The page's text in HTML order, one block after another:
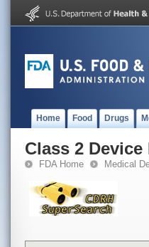
Home Food Drugs
Class 2
FDA Home Medical